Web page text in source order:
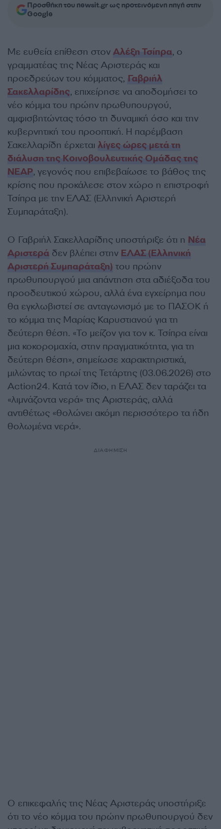
Προσθήκη του newsit.gr ως προτεινόμενη πηγή στην
Google
Με ευθεία επίθεση στον Αλέξη Τσίπρα, ο
γραμματέας της Νέας Αριστεράς και
προεδρεύων του κόμματος, Γαβριήλ
Σακελλαρίδης, επιχείρησε να αποδομήσει το
νέο κόμμα του πρώην πρωθυπουργού,
αμφισβητώντας τόσο τη δυναμική όσο και την
κυβερνητική του προοπτική. Η παρέμβαση
Σακελλαρίδη έρχεται λίγες ώρες μετά τη
διάλυση της Κοινοβουλευτικής Ομάδας της
ΝΕΑΡ, γεγονός που επιβεβαίωσε το βάθος της
κρίσης που προκάλεσε στον χώρο η επιστροφή
Τσίπρα με την ΕΛΑΣ (Ελληνική Αριστερή
Συμπαράταξη).
Ο Γαβριήλ Σακελλαρίδης υποστήριξε ότι η Νέα
Αριστερά δεν βλέπει στην ΕΛΑΣ (Ελληνική
Αριστερή Συμπαράταξη) του πρώην
πρωθυπουργού μια απάντηση στα αδιέξοδα του
προοδευτικού χώρου, αλλά ένα εγχείρημα που
θα εγκλωβιστεί σε ανταγωνισμό με το ΠΑΣΟΚ ή
το κόμμα της Μαρίας Καρυστιανού για τη
δεύτερη θέση. «Το μείζον για τον κ. Τσίπρα είναι
μια κοκορομαχία, στην πραγματικότητα, για τη
δεύτερη θέση», σημείωσε χαρακτηριστικά,
μιλώντας το πρωί της Τετάρτης (03.06.2026) στο
Action24. Κατά τον ίδιο, η ΕΛΑΣ δεν ταράζει τα
«λιμνάζοντα νερά» της Αριστεράς, αλλά
αντιθέτως «θολώνει ακόμη περισσότερο τα ήδη
θολωμένα νερά».
ΔΙΑΦΗΜΙΣΗ
Ο επικεφαλής της Νέας Αριστεράς υποστήριξε
ότι το νέο κόμμα του πρώην πρωθυπουργού δεν